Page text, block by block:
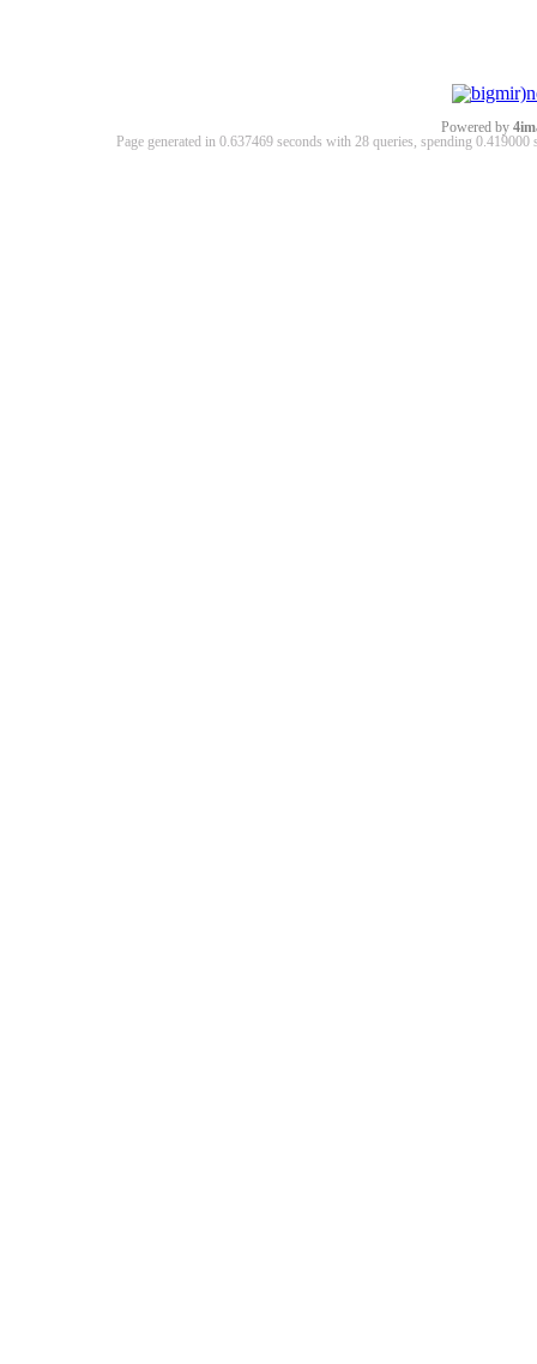
Powered by
Page generated in 0.637469 seconds with 28 queries, spending